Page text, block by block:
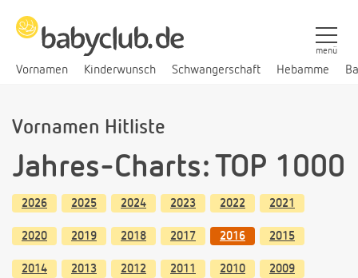
Vornamen Kinderwunsch Schwangerschaft Hebamme
menü
Vornamen Hitliste
Jahres-Charts: TOP 1000
2026 2025 2024 2023 2022 2021
2020 2019 2018 2017 2016 2015
2014 2013 2012 2011 2010 2009